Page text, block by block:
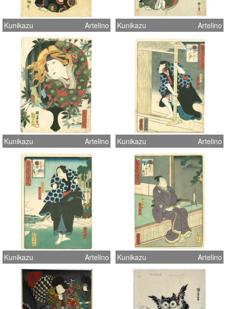
Kunikazu Artelino Kunikazu Artelino
Kunikazu Artelino Kunikazu Artelino
Kunikazu Artelino Kunikazu Artelino